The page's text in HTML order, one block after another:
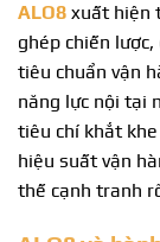
ALO8 xuất hiện
ghép chiến
tiêu chuẩn vận
năng lực nội tại
tiêu chí khắt
hiệu suất vận
thế cạnh tranh